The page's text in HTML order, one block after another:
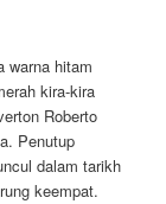
warna hitam
kira-kira
Roberto
Penutup
dalam tarikh
keempat.